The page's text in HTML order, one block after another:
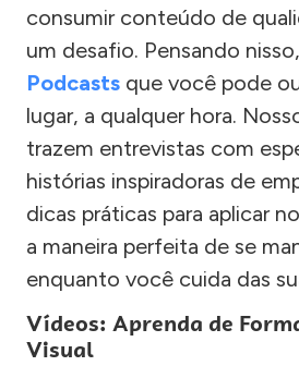
consumir conteúdo de
um desafio. Pensando
Podcasts que você pode
lugar, a qualquer hora.
trazem entrevistas com
histórias inspiradoras de
dicas práticas para aplicar
a maneira perfeita de se
enquanto você cuida das
Vídeos: Aprenda de
Visual